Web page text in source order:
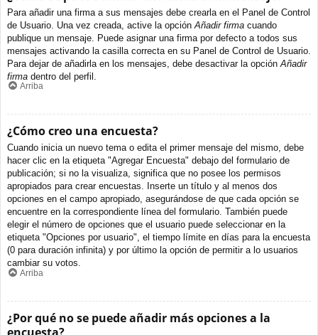
Para añadir una firma a sus mensajes debe crearla en el Panel de Control
de Usuario. Una vez creada, active la opción Añadir firma cuando
publique un mensaje. Puede asignar una firma por defecto a todos sus
mensajes activando la casilla correcta en su Panel de Control de Usuario.
Para dejar de añadirla en los mensajes, debe desactivar la opción Añadir
firma dentro del perfil.
Arriba
¿Cómo creo una encuesta?
Cuando inicia un nuevo tema o edita el primer mensaje del mismo, debe
hacer clic en la etiqueta "Agregar Encuesta" debajo del formulario de
publicación; si no la visualiza, significa que no posee los permisos
apropiados para crear encuestas. Inserte un título y al menos dos
opciones en el campo apropiado, asegurándose de que cada opción se
encuentre en la correspondiente línea del formulario. También puede
elegir el número de opciones que el usuario puede seleccionar en la
etiqueta "Opciones por usuario", el tiempo límite en días para la encuesta
(0 para duración infinita) y por último la opción de permitir a lo usuarios
cambiar su votos.
Arriba
¿Por qué no se puede añadir más opciones a la